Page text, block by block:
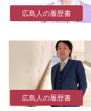
広島人の履歴書
広島人の履歴書